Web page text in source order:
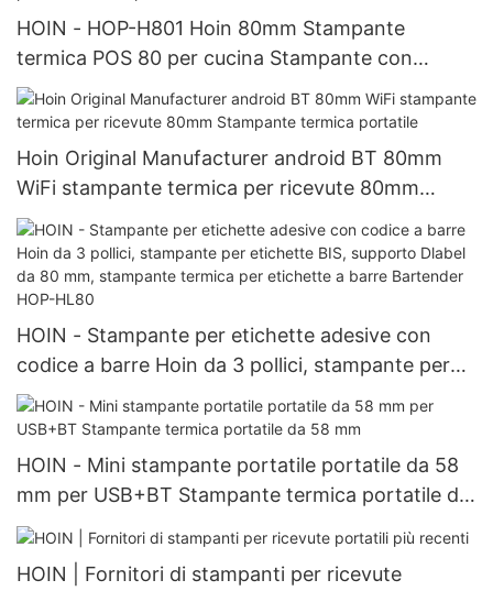
HOIN - HOP-H801 Hoin 80mm Stampante
termica POS 80 per cucina Stampante con
allarme da cucina da 80 mm
Hoin Original Manufacturer android BT 80mm
WiFi stampante termica per ricevute 80mm
Stampante termica portatile
HOIN - Stampante per etichette adesive con
codice a barre Hoin da 3 pollici, stampante per
etichette BIS, supporto Dlabel da 80 mm,
stampante termica per etichette a barre
Bartender HOP-HL80
HOIN - Mini stampante portatile portatile da 58
mm per USB+BT Stampante termica portatile da
58 mm
HOIN | Fornitori di stampanti per ricevute